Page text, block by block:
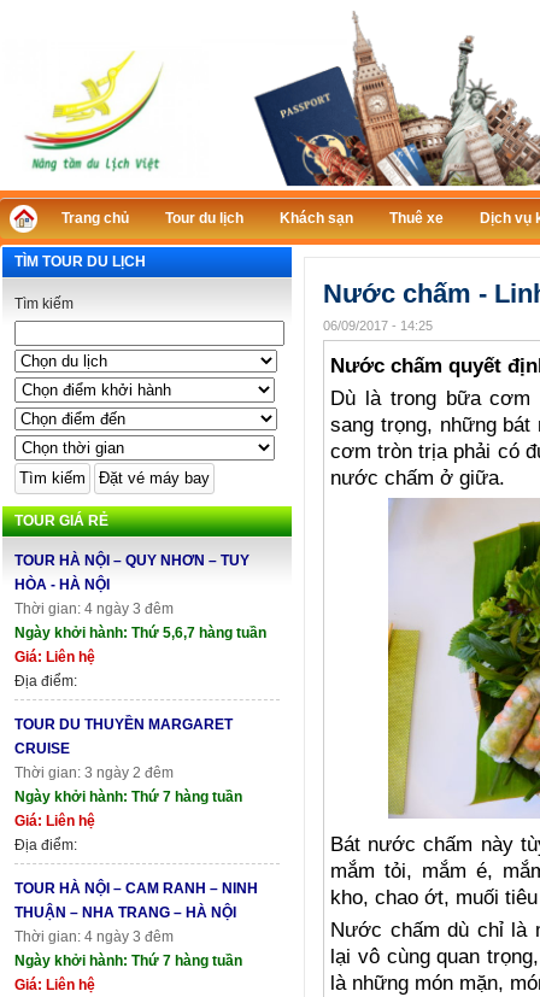
Trang chủ Tour du lịch Khách sạn Thuê xe Dịch vụ
TÌM TOUR DU LỊCH
Tìm kiếm
TOUR GIÁ RẺ
TOUR HÀ NỘI – QUY NHƠN – TUY
HÒA - HÀ NỘI
Thời gian: 4 ngày 3 đêm
Ngày khởi hành: Thứ 5,6,7 hàng tuần
Giá: Liên hệ
Địa điểm:
TOUR DU THUYỀN MARGARET
CRUISE
Thời gian: 3 ngày 2 đêm
Ngày khởi hành: Thứ 7 hàng tuần
Giá: Liên hệ
Địa điểm:
TOUR HÀ NỘI – CAM RANH – NINH
THUẬN – NHA TRANG – HÀ NỘI
Thời gian: 4 ngày 3 đêm
Ngày khởi hành: Thứ 7 hàng tuần
Giá: Liên hệ
Nước chấm -
06/09/2017 - 14:25
Nước chấm quyết
Dù là trong bữa cơm
sang trọng, những
cơm tròn trịa phải có
nước chấm ở giữa.
Bát nước chấm này
mắm tỏi, mắm é,
kho, chao ớt, muối
Nước chấm dù chỉ là
lại vô cùng quan
là những món mặn,